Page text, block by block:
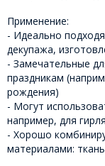
Применение:
- Идеально
декупажа,
- Замечательные
праздникам
рождения)
- Могут
например, для
- Хорошо
материалами: